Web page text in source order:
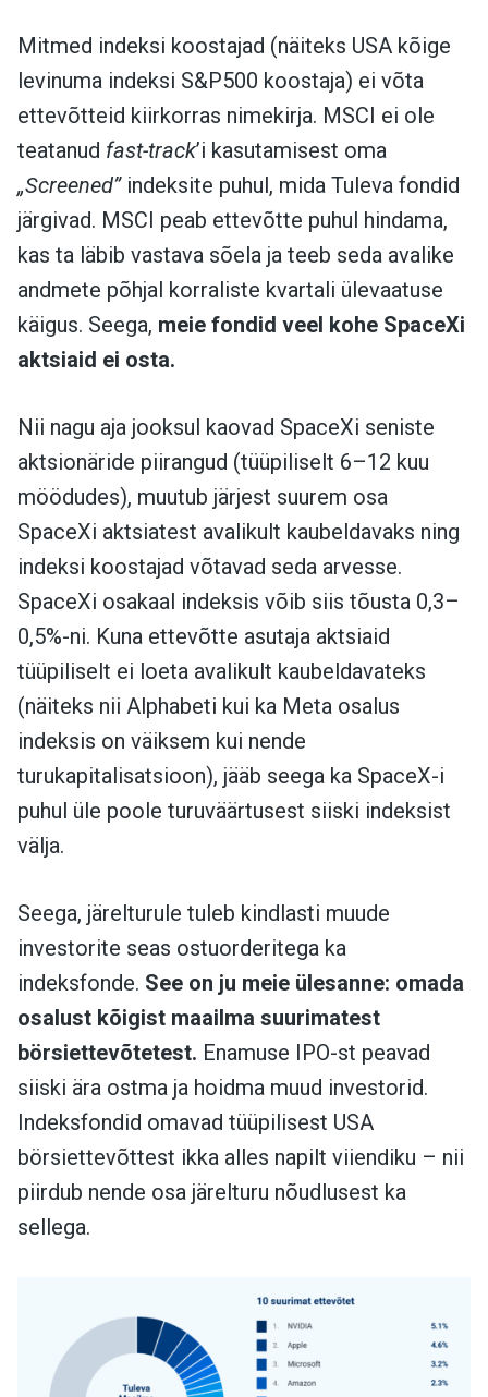
Mitmed indeksi koostajad (näiteks USA kõige
levinuma indeksi S&P500 koostaja) ei võta
ettevõtteid kiirkorras nimekirja. MSCI ei ole
teatanud fast-track’i kasutamisest oma
„Screened”indeksite puhul, mida Tuleva fondid
järgivad. MSCI peab ettevõtte puhul hindama,
kas ta läbib vastava sõela ja teeb seda avalike
andmete põhjal korraliste kvartali ülevaatuse
käigus. Seega, meie fondid veel kohe SpaceXi
aktsiaid ei osta.
Nii nagu aja jooksul kaovad SpaceXi seniste
aktsionäride piirangud (tüüpiliselt 6–12 kuu
möödudes), muutub järjest suurem osa
SpaceXi aktsiatest avalikult kaubeldavaks ning
indeksi koostajad võtavad seda arvesse.
SpaceXi osakaal indeksis võib siis tõusta 0,3–
0,5%-ni. Kuna ettevõtte asutaja aktsiaid
tüüpiliselt ei loeta avalikult kaubeldavateks
(näiteks nii Alphabeti kui ka Meta osalus
indeksis on väiksem kui nende
turukapitalisatsioon), jääb seega ka SpaceX-i
puhul üle poole turuväärtusest siiski indeksist
välja.
Seega, järelturule tuleb kindlasti muude
investorite seas ostuorderitega ka
indeksfonde. See on ju meie ülesanne: omada
osalust kõigist maailma suurimatest
börsiettevõtetest. Enamuse IPO-st peavad
siiski ära ostma ja hoidma muud investorid.
Indeksfondid omavad tüüpilisest USA
börsiettevõttest ikka alles napilt viiendiku – nii
piirdub nende osa järelturu nõudlusest ka
sellega.